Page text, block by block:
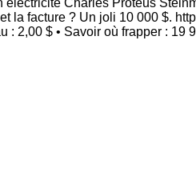
la facture ? Un joli 10 000 $.
: 2,00 $ • Savoir où frapper : 19